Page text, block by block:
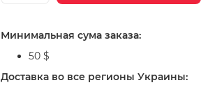
Минимальная сума заказа:
50 $
Доставка во все регионы Украины: